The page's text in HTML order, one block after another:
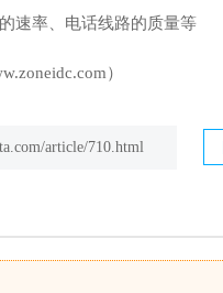
速率、电话线路的质量等
）
article/710.html